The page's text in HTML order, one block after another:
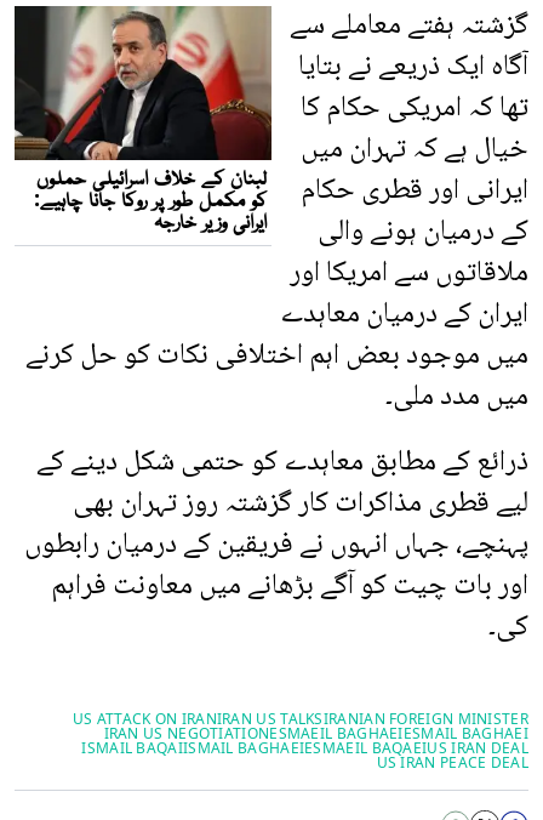
گزشتہ ہفتے معاملے سے
آگاہ ایک ذریعے نے بتایا
تھا کہ امریکی حکام کا
خیال ہے کہ تہران میں
ایرانی اور قطری حکام
کے درمیان ہونے والی
ملاقاتوں سے امریکا اور
ایران کے درمیان معاہدے
میں موجود بعض اہم اختلافی نکات کو حل کرنے
میں مدد ملی۔
ذرائع کے مطابق معاہدے کو حتمی شکل دینے کے
لیے قطری مذاکرات کار گزشتہ روز تہران بھی
پہنچے، جہاں انہوں نے فریقین کے درمیان رابطوں
اور بات چیت کو آگے بڑھانے میں معاونت فراہم
کی۔
IRANIAN FOREIGN MINISTER
IRAN US TALKS
US ATTACK ON IRAN
ESMAIL BAGHAEI
ESMAEIL BAGHAEI
IRAN US NEGOTIATION
US IRAN DEAL
ESMAEIL BAQAEI
ISMAIL BAGHAEI
ISMAIL BAQAI
US IRAN PEACE DEAL